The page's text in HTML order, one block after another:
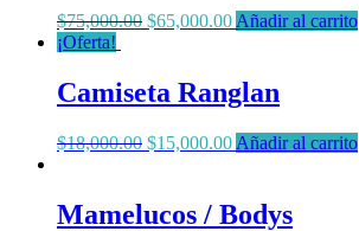
$75,000.00 $65,000.00 Añadir al carrito
¡Oferta!
Camiseta Ranglan
$18,000.00 $15,000.00 Añadir al carrito
Mamelucos / Bodys